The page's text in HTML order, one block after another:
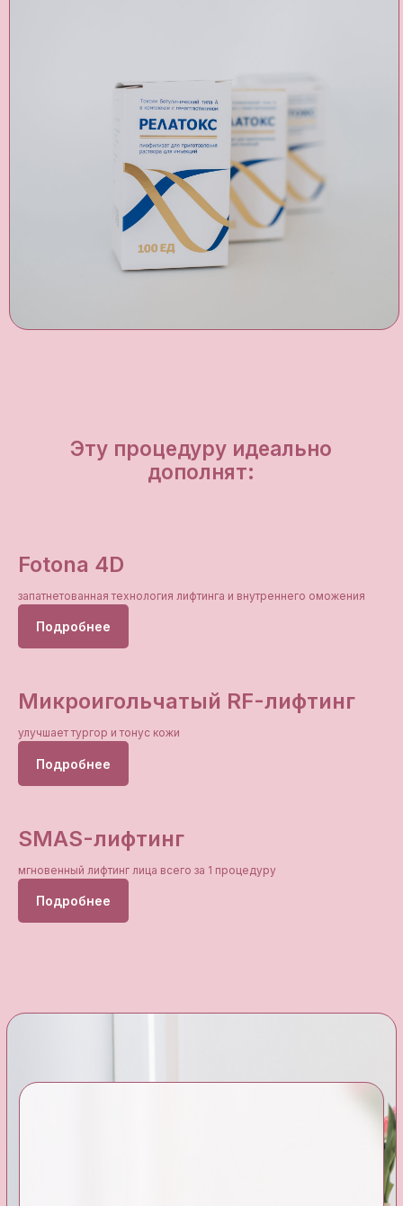
Fotona 4D
запатнетованная технология лифтинга и внутреннего оможения
Подробнее
Микроигольчатый RF-лифтинг
улучшает тургор и тонус кожи
Подробнее
SMAS-лифтинг
мгновенный лифтинг лица всего за 1 процедуру
Подробнее
Лиценизия № 02040/8447 от 24.02.2021 выдана
Министерством здравоохранения Республики Беларусь